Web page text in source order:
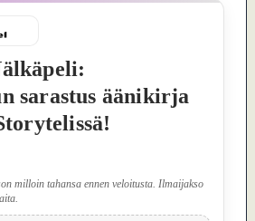
sarastus äänikirja
milloin tahansa ennen veloitusta. Ilmaijakso